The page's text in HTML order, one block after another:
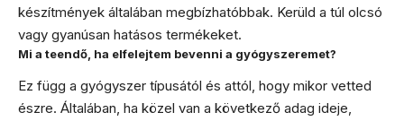
készítmények általában megbízhatóbbak. Kerüld a túl olcsó
vagy gyanúsan hatásos termékeket.
Mi a teendő, ha elfelejtem bevenni a gyógyszeremet?
Ez függ a gyógyszer típusától és attól, hogy mikor vetted
észre. Általában, ha közel van a következő adag ideje,